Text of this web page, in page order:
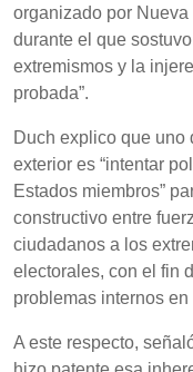
organizado por
durante el que
extremismos y la
probada”.
Duch explico que uno
exterior es “intentar
Estados miembros”
constructivo entre
ciudadanos a los
electorales, con el fin
problemas internos
A este respecto,